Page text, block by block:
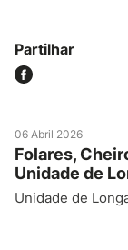
Partilhar
06 Abril 2026
Folares,
Unidade de
Unidade de